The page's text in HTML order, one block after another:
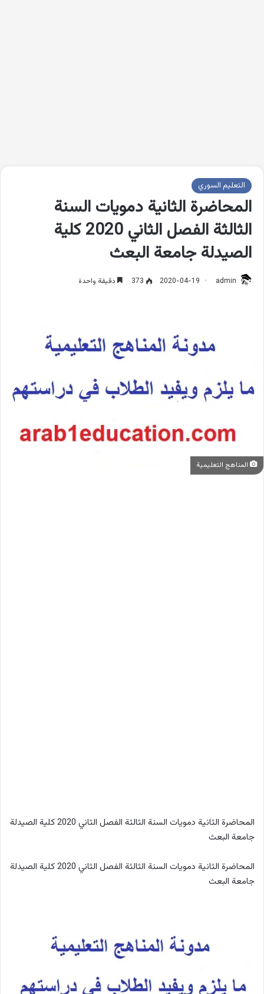
التعليم السوري
المحاضرة الثانية دمويات السنة
الثالثة الفصل الثاني 2020 كلية
الصيدلة جامعة البعث
admin
2020-04-19
373 دقيقة واحدة
المناهج التعليمية
المحاضرة الثانية دمويات السنة الثالثة الفصل الثاني 2020 كلية الصيدلة
جامعة البعث
المحاضرة الثانية دمويات السنة الثالثة الفصل الثاني 2020 كلية الصيدلة
جامعة البعث